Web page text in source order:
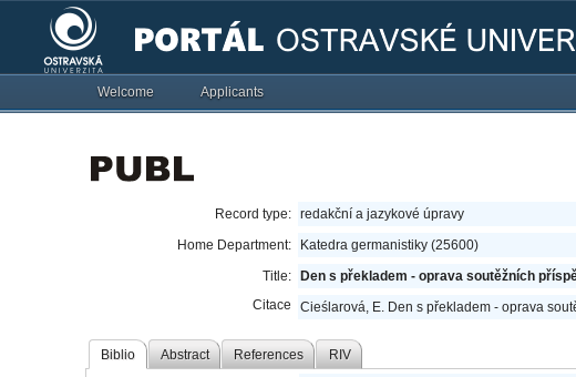
Welcome Applicants
Record type: redakční a jazykové úpravy
Home Department:
Katedra germanistiky (25600)
Title:
Den s překladem - oprava soutěžních
Citace
Cieślarová, E. Den s překladem - oprava
Biblio Abstract References RIV